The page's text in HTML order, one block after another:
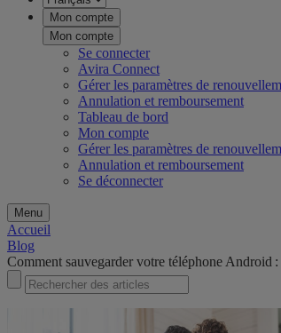
Mon compte
Mon compte
Se connecter
Avira Connect
Gérer les paramètres de
Annulation et remboursement
Tableau de bord
Mon compte
Gérer les paramètres de
Annulation et remboursement
Se déconnecter
Menu
Accueil
Blog
Comment sauvegarder votre téléphone Android